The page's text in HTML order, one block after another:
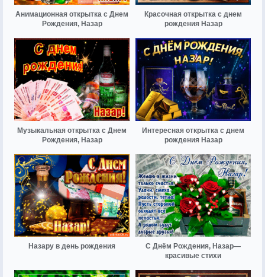
Анимационная открытка с Днем
Рождения, Назар
Красочная открытка с днем
рождения Назар
Музыкальная открытка с Днем
Рождения, Назар
Интересная открытка с днем
рождения Назар
Назару в день рождения
С Днём Рождения, Назар—
красивые стихи